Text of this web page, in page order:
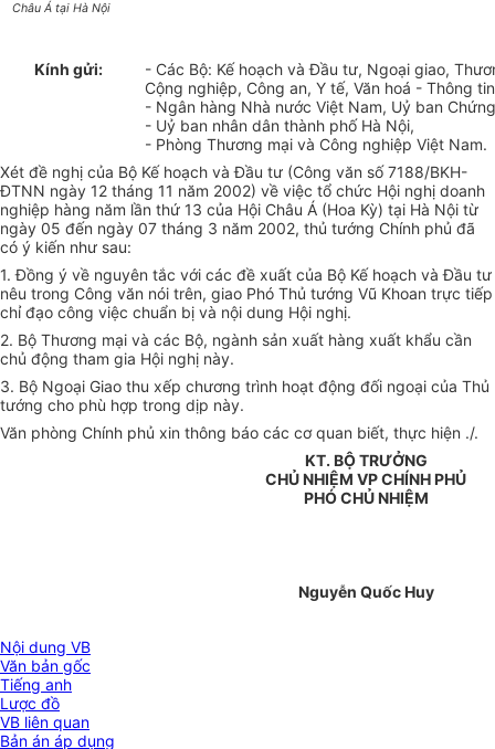
Châu Á tại Hà Nội
Kính gửi:
- Các Bộ: Kế hoạch và Đầu tư, Ngoại giao,
Cộng nghiệp, Công an, Y tế, Văn hoá - Thông tin
- Ngân hàng Nhà nước Việt Nam, Uỷ ban
- Uỷ ban nhân dân thành phố Hà Nội,
- Phòng Thương mại và Công nghiệp Việt Nam.
Xét đề nghị của Bộ Kế hoạch và Đầu tư (Công văn số 7188/BKH-
ĐTNN ngày 12 tháng 11 năm 2002) về việc tổ chức Hội nghị doanh
nghiệp hàng năm lần thứ 13 của Hội Châu Á (Hoa Kỳ) tại Hà Nội từ
ngày 05 đến ngày 07 tháng 3 năm 2002, thủ tướng Chính phủ đã
có ý kiến như sau:
1. Đồng ý về nguyên tắc với các đề xuất của Bộ Kế hoạch và Đầu tư
nêu trong Công văn nói trên, giao Phó Thủ tướng Vũ Khoan trực tiếp
chỉ đạo công việc chuẩn bị và nội dung Hội nghị.
2. Bộ Thương mại và các Bộ, ngành sản xuất hàng xuất khẩu cần
chủ động tham gia Hội nghị này.
3. Bộ Ngoại Giao thu xếp chương trình hoạt động đối ngoại của Thủ
tướng cho phù hợp trong dịp này.
Văn phòng Chính phủ xin thông báo các cơ quan biết, thực hiện ./.
KT. BỘ TRƯỞNG
CHỦ NHIỆM VP CHÍNH PHỦ
PHÓ CHỦ NHIỆM
Nguyễn Quốc Huy
Nội dung VB
Văn bản gốc
Tiếng anh
Lược đồ
VB liên quan
Bản án áp dụng